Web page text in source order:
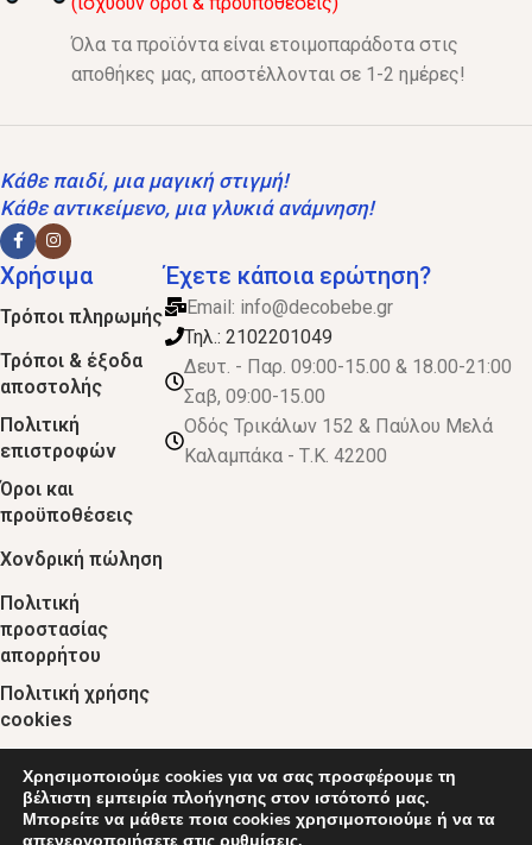
Όλα τα προϊόντα είναι ετοιμοπαράδοτα στις
αποθήκες μας, αποστέλλονται σε 1-2 ημέρες!
Κάθε παιδί, μια μαγική στιγμή!
Κάθε αντικείμενο, μια γλυκιά ανάμνηση!
Χρήσιμα
Τρόποι πληρωμής
Τρόποι & έξοδα
αποστολής
Πολιτική
επιστροφών
Όροι και
προϋποθέσεις
Χονδρική πώληση
Πολιτική
προστασίας
απορρήτου
Πολιτική χρήσης
cookies
Έχετε κάποια ερώτηση?
Email: info@decobebe.gr
Τηλ.: 2102201049
Δευτ. - Παρ. 09:00-15.00 & 18.00-21:00
Σαβ, 09:00-15.00
Οδός Τρικάλων 152 & Παύλου Μελά
Καλαμπάκα - Τ.Κ. 42200
© 2024 :: decobebe.gr
Χρησιμοποιούμε cookies για να σας προσφέρουμε τη
βέλτιστη εμπειρία πλοήγησης στον ιστότοπό μας.
Μπορείτε να μάθετε ποια cookies χρησιμοποιούμε ή να τα